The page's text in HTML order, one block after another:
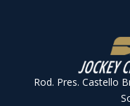
Rod. Pres. Castello